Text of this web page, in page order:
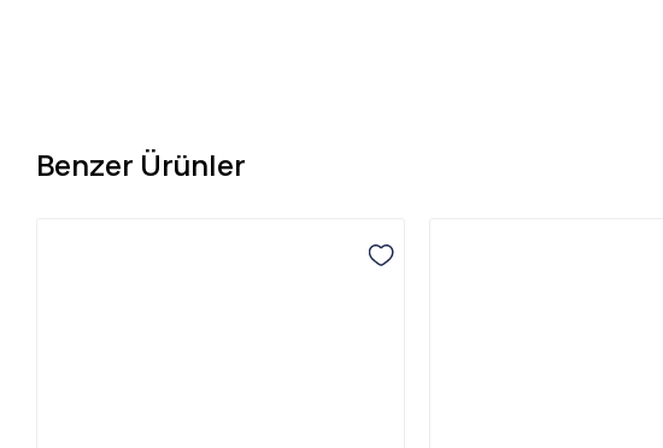
Benzer Ürünler